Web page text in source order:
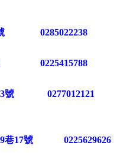
號 0285022238
0225415788
號
0277012121
巷17號 0225629626